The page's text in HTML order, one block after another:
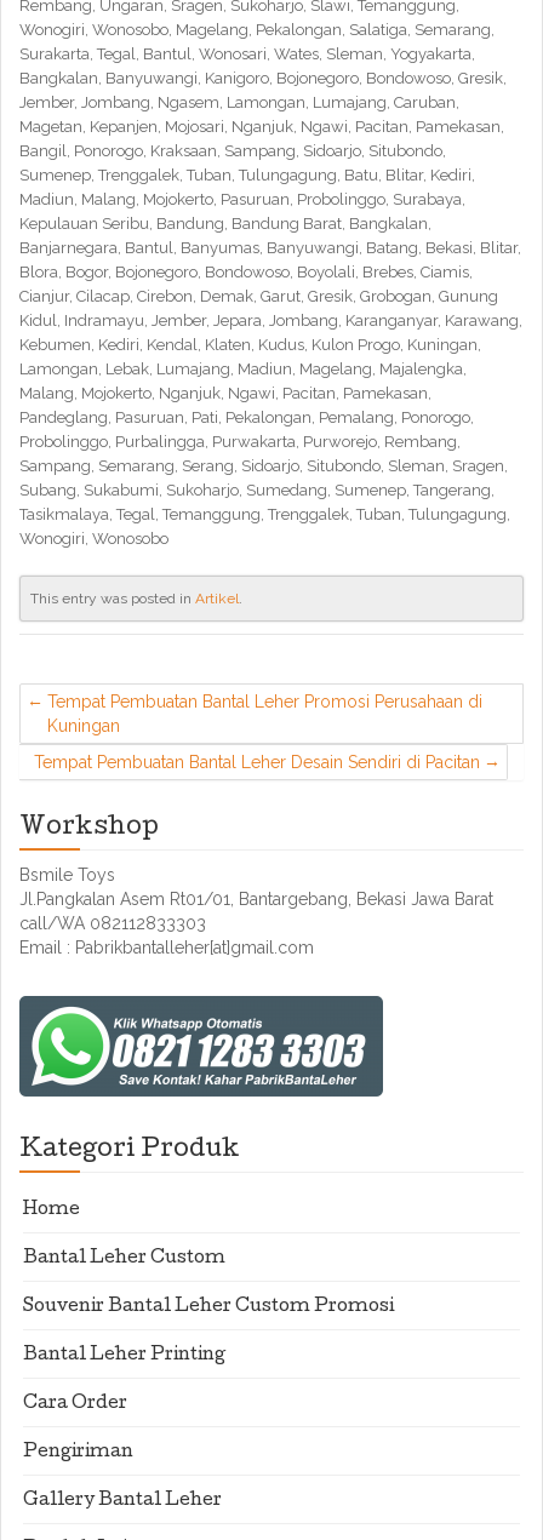
Rembang, Ungaran, Sragen, Sukoharjo, Slawi, Temanggung,
Wonogiri, Wonosobo, Magelang, Pekalongan, Salatiga, Semarang,
Surakarta, Tegal, Bantul, Wonosari, Wates, Sleman, Yogyakarta,
Bangkalan, Banyuwangi, Kanigoro, Bojonegoro, Bondowoso, Gresik,
Jember, Jombang, Ngasem, Lamongan, Lumajang, Caruban,
Magetan, Kepanjen, Mojosari, Nganjuk, Ngawi, Pacitan, Pamekasan,
Bangil, Ponorogo, Kraksaan, Sampang, Sidoarjo, Situbondo,
Sumenep, Trenggalek, Tuban, Tulungagung, Batu, Blitar, Kediri,
Madiun, Malang, Mojokerto, Pasuruan, Probolinggo, Surabaya,
Kepulauan Seribu, Bandung, Bandung Barat, Bangkalan,
Banjarnegara, Bantul, Banyumas, Banyuwangi, Batang, Bekasi, Blitar,
Blora, Bogor, Bojonegoro, Bondowoso, Boyolali, Brebes, Ciamis,
Cianjur, Cilacap, Cirebon, Demak, Garut, Gresik, Grobogan, Gunung
Kidul, Indramayu, Jember, Jepara, Jombang, Karanganyar, Karawang,
Kebumen, Kediri, Kendal, Klaten, Kudus, Kulon Progo, Kuningan,
Lamongan, Lebak, Lumajang, Madiun, Magelang, Majalengka,
Malang, Mojokerto, Nganjuk, Ngawi, Pacitan, Pamekasan,
Pandeglang, Pasuruan, Pati, Pekalongan, Pemalang, Ponorogo,
Probolinggo, Purbalingga, Purwakarta, Purworejo, Rembang,
Sampang, Semarang, Serang, Sidoarjo, Situbondo, Sleman, Sragen,
Subang, Sukabumi, Sukoharjo, Sumedang, Sumenep, Tangerang,
Tasikmalaya, Tegal, Temanggung, Trenggalek, Tuban, Tulungagung,
Wonogiri, Wonosobo
This entry was posted in Artikel.
Tempat Pembuatan Bantal Leher Promosi Perusahaan di
Kuningan
Tempat Pembuatan Bantal Leher Desain Sendiri di Pacitan
Workshop
Bsmile Toys
Jl.Pangkalan Asem Rt01/01, Bantargebang, Bekasi Jawa Barat
call/WA 082112833303
Email : Pabrikbantalleher[at]gmail.com
Kategori Produk
Home
Bantal Leher Custom
Souvenir Bantal Leher Custom Promosi
Bantal Leher Printing
Cara Order
Pengiriman
Gallery Bantal Leher